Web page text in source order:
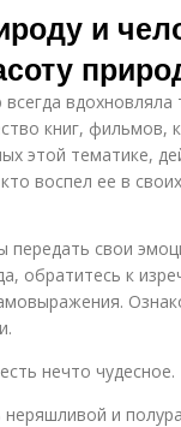
и
вдохновляла
книг, фильмов,
этой тематике,
воспел ее в
свои
обратитесь к
нечто чудесное.
неряшливой и